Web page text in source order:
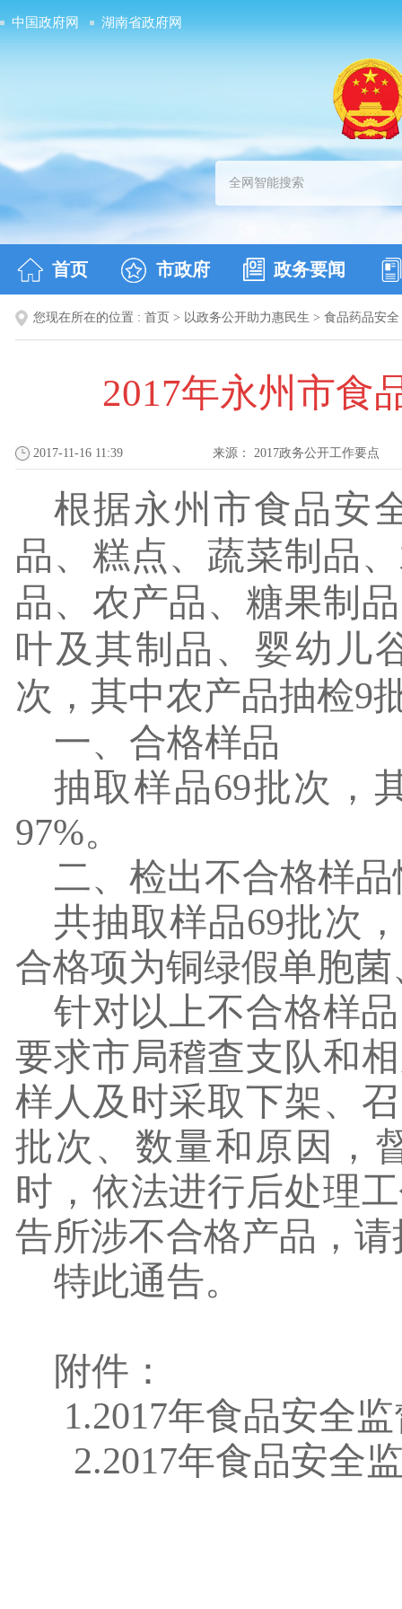
中国政府网 湖南省政府网
首页 市政府 政务要闻
您现在所在的位置 : 首页 > 以政务公开助力惠民生 > 食品药品安全
2017年永州市食
2017-11-16 11:39 来源： 2017政务公开工作要点
根据永州市食品安
品、糕点、蔬菜制品
品、农产品、糖果制
叶及其制品、婴幼儿
次，其中农产品抽检9
一、合格样品
抽取样品69批次，
97%。
二、检出不合格样
共抽取样品69批次
合格项为铜绿假单胞
针对以上不合格样
要求市局稽查支队和
样人及时采取下架、
批次、数量和原因，
时，依法进行后处理
告所涉不合格产品，请
特此通告。
附件：
1.2017年食品安全
2.2017年食品安全